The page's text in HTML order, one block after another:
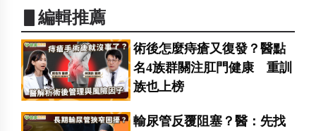
▋編輯推薦
術後怎麼痔瘡又復發？醫點
名4族群關注肛門健康 重訓
族也上榜
輸尿管反覆阻塞？醫：先找